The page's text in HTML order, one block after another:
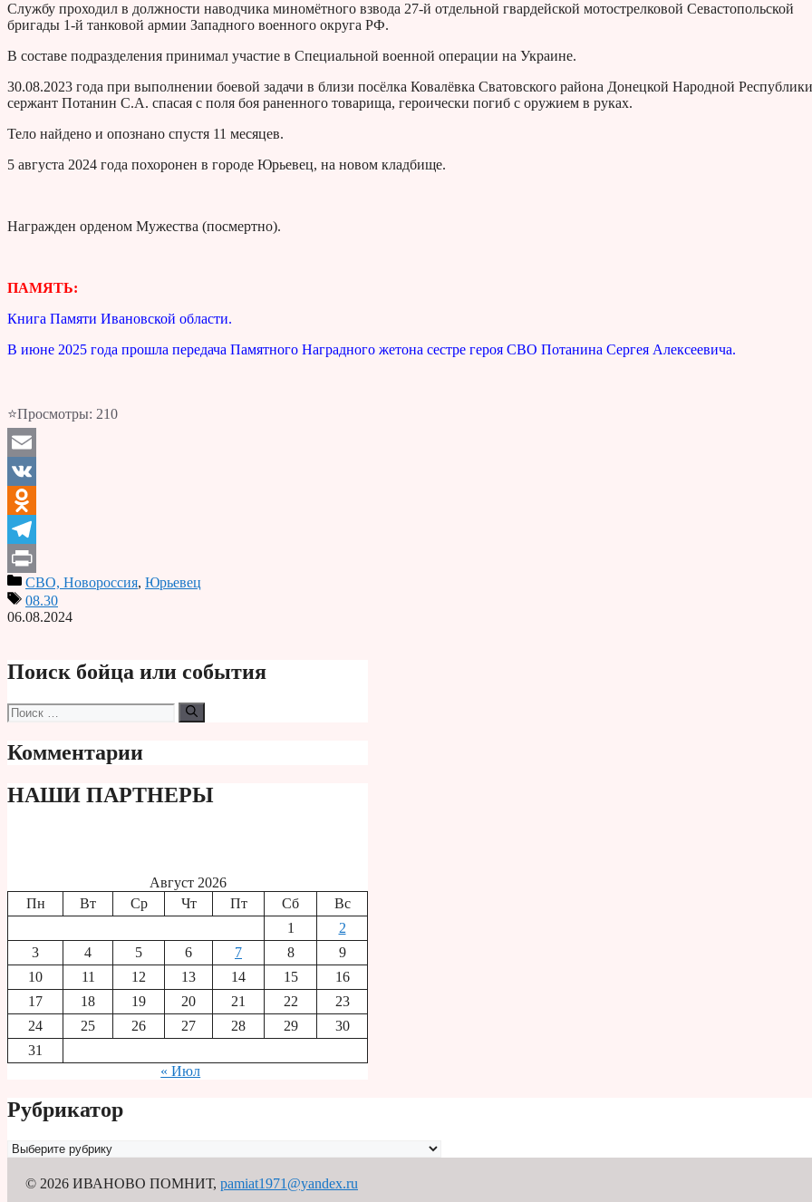
Службу проходил в должности наводчика миномётного взвода 27-й отдельной гвардейской мотострелковой Севастопольской
бригады 1-й танковой армии Западного военного округа РФ.
В составе подразделения принимал участие в Специальной военной операции на Украине.
30.08.2023 года при выполнении боевой задачи в близи посёлка Ковалёвка Сватовского района Донецкой Народной
сержант Потанин С.А. спасая с поля боя раненного товарища, героически погиб с оружием в руках.
Тело найдено и опознано спустя 11 месяцев.
5 августа 2024 года похоронен в городе Юрьевец, на новом кладбище.
Награжден орденом Мужества (посмертно).
ПАМЯТЬ:
Книга Памяти Ивановской области.
В июне 2025 года прошла передача Памятного Наградного жетона сестре героя СВО Потанина Сергея Алексеевича.
⭐Просмотры: 210
Email
VK
Odnoklassniki
Telegram
PrintСВО, Новороссия, Юрьевец
08.30
06.08.2024
Поиск бойца или события
Поиск:
Комментарии
НАШИ ПАРТНЕРЫ
Август 2026
Пн
Вт Ср Чт Пт Сб
Вс
1
2
3
4 5 6 7 8
9
10
11 12 13 14 15
16
17
18 19 20 21 22
23
24
25 26 27 28 29
30
31
« Июл
Рубрикатор
Рубрикатор
© 2026 ИВАНОВО ПОМНИТ, pamiat1971@yandex.ru